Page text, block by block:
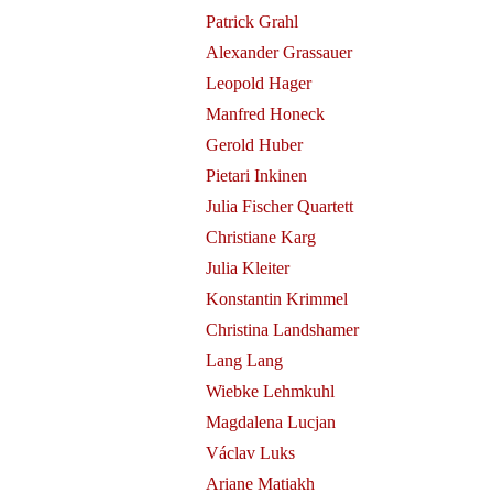
Patrick Grahl
Alexander Grassauer
Leopold Hager
Manfred Honeck
Gerold Huber
Pietari Inkinen
Julia Fischer Quartett
Christiane Karg
Julia Kleiter
Konstantin Krimmel
Christina Landshamer
Lang Lang
Wiebke Lehmkuhl
Magdalena Lucjan
Václav Luks
Ariane Matiakh